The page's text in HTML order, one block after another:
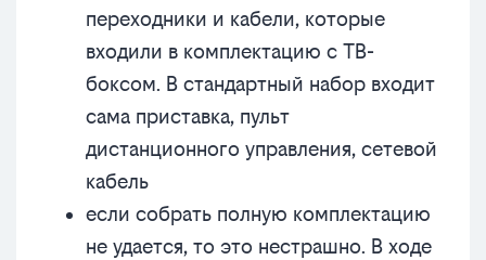
переходники и кабели, которые
входили в комплектацию с ТВ-
боксом. В стандартный набор входит
сама приставка, пульт
дистанционного управления, сетевой
кабель
если собрать полную комплектацию
не удается, то это нестрашно. В ходе